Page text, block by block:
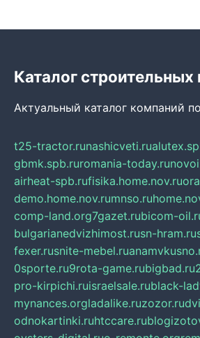
Каталог строительных
Актуальный каталог компаний
t25-tractor.runashicveti.ru
gbmk.spb.ruromania-today.ru
airheat-spb.rufisika.home.nov.ru
demo.home.nov.rumnso.ru
comp-land.org7gazet.rubicom-
bulgarianedvizhimost.rusn-hram.ru
fexer.rusnite-mebel.ru
0sporte.ru9rota-game.rubigbad.ru
pro-kirpichi.ruisraelsale.rublack-
mynances.orgladalike.ruzozor.ru
odnokartinki.ruhtccare.ru